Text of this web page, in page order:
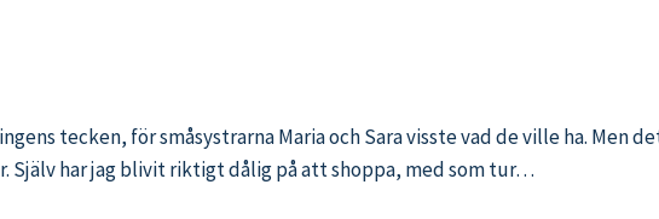
tecken, för småsystrarna Maria och Sara visste vad de ville ha. Men
Själv har jag blivit riktigt dålig på att shoppa, med som tur…